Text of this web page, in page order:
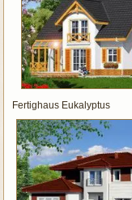
Fertighaus Eukalyptus